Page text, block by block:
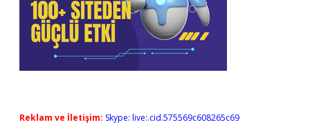
Reklam ve İletişim: Skype: live:.cid.575569c608265c69